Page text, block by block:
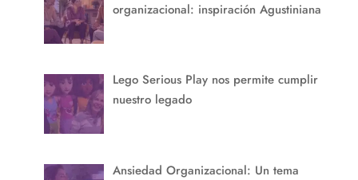
organizacional: inspiración Agustiniana
Lego Serious Play nos permite cumplir
nuestro legado
Ansiedad Organizacional: Un tema